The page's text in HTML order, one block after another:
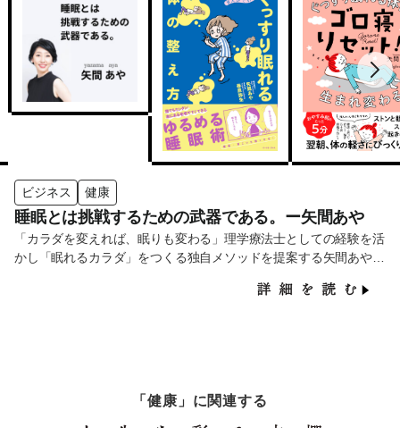
ビジネス 健康
睡眠とは挑戦するための武器である。ー矢間あや
「カラダを変えれば、眠りも変わる」理学療法士としての経験を活
かし「眠れるカラダ」をつくる独自メソッドを提案する矢間あやさ
「健康」に関連する